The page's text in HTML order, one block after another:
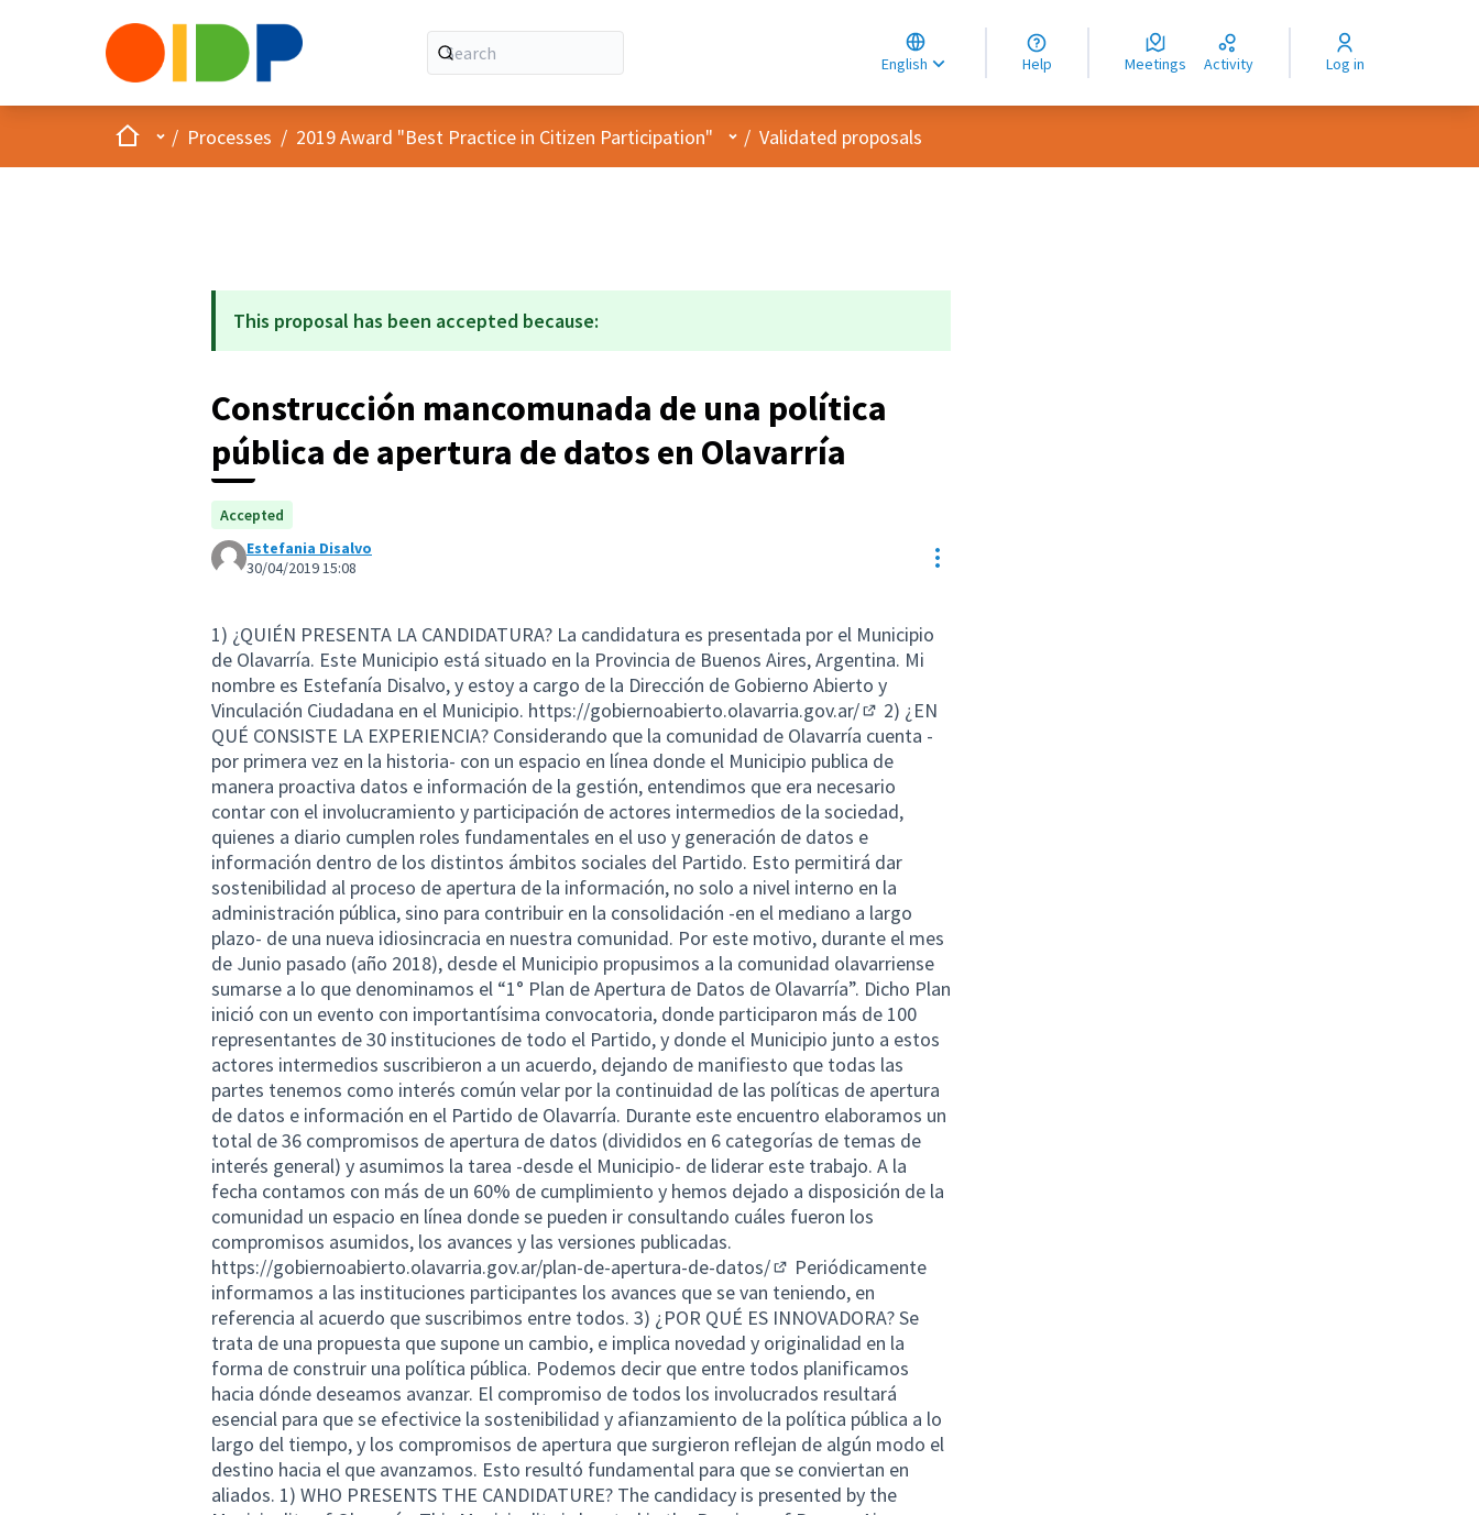
English
Choose language
Choisir la langue
Elegir el idioma
Help Meetings Activity Log in
HomeMain menu
/ Processes / 2019 Award "Best Practice in Citizen Participation" User menu
/ Validated proposals
This proposal has been accepted because:
Construcción mancomunada de una política
pública de apertura de datos en Olavarría
Accepted
Estefania Disalvo
30/04/2019 15:08
Resource controls
1) ¿QUIÉN PRESENTA LA CANDIDATURA? La candidatura es presentada por el Municipio
de Olavarría. Este Municipio está situado en la Provincia de Buenos Aires, Argentina. Mi
nombre es Estefanía Disalvo, y estoy a cargo de la Dirección de Gobierno Abierto y
Vinculación Ciudadana en el Municipio. https://gobiernoabierto.olavarria.gov.ar/
(External link)
2) ¿EN
QUÉ CONSISTE LA EXPERIENCIA? Considerando que la comunidad de Olavarría cuenta -
por primera vez en la historia- con un espacio en línea donde el Municipio publica de
manera proactiva datos e información de la gestión, entendimos que era necesario
contar con el involucramiento y participación de actores intermedios de la sociedad,
quienes a diario cumplen roles fundamentales en el uso y generación de datos e
información dentro de los distintos ámbitos sociales del Partido. Esto permitirá dar
sostenibilidad al proceso de apertura de la información, no solo a nivel interno en la
administración pública, sino para contribuir en la consolidación -en el mediano a largo
plazo- de una nueva idiosincracia en nuestra comunidad. Por este motivo, durante el mes
de Junio pasado (año 2018), desde el Municipio propusimos a la comunidad olavarriense
sumarse a lo que denominamos el “1° Plan de Apertura de Datos de Olavarría”. Dicho Plan
inició con un evento con importantísima convocatoria, donde participaron más de 100
representantes de 30 instituciones de todo el Partido, y donde el Municipio junto a estos
actores intermedios suscribieron a un acuerdo, dejando de manifiesto que todas las
partes tenemos como interés común velar por la continuidad de las políticas de apertura
de datos e información en el Partido de Olavarría. Durante este encuentro elaboramos un
total de 36 compromisos de apertura de datos (divididos en 6 categorías de temas de
interés general) y asumimos la tarea -desde el Municipio- de liderar este trabajo. A la
fecha contamos con más de un 60% de cumplimiento y hemos dejado a disposición de la
comunidad un espacio en línea donde se pueden ir consultando cuáles fueron los
compromisos asumidos, los avances y las versiones publicadas.
https://gobiernoabierto.olavarria.gov.ar/plan-de-apertura-de-datos/
(External link)
Periódicamente
informamos a las instituciones participantes los avances que se van teniendo, en
referencia al acuerdo que suscribimos entre todos. 3) ¿POR QUÉ ES INNOVADORA? Se
trata de una propuesta que supone un cambio, e implica novedad y originalidad en la
forma de construir una política pública. Podemos decir que entre todos planificamos
hacia dónde deseamos avanzar. El compromiso de todos los involucrados resultará
esencial para que se efectivice la sostenibilidad y afianzamiento de la política pública a lo
largo del tiempo, y los compromisos de apertura que surgieron reflejan de algún modo el
destino hacia el que avanzamos. Esto resultó fundamental para que se conviertan en
aliados. 1) WHO PRESENTS THE CANDIDATURE? The candidacy is presented by the